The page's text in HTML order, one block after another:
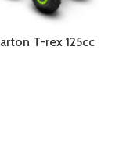
T-rex 125cc